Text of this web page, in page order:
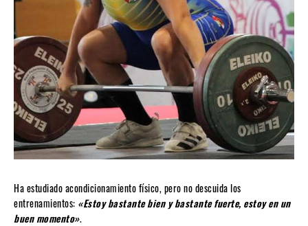
Ha estudiado acondicionamiento físico, pero no descuida los
entrenamientos: «Estoy bastante bien y bastante fuerte, estoy en un
buen momento».